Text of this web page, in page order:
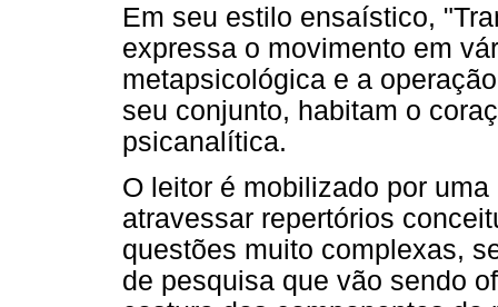
Em seu estilo ensaístico,
expressa o movimento em
metapsicológica e a
seu conjunto, habitam o
psicanalítica.
O leitor é mobilizado por
atravessar repertórios
questões muito complexas,
de pesquisa que vão sendo